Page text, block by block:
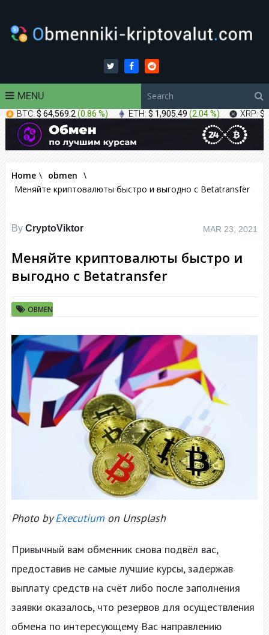
MENU
BTC: $ 64,569.2 (0.86 %) ETH: $ 1,905.49 (2.04 %) XRP: $
Home \ obmen \
Меняйте криптовалюты быстро и выгодно с Betatransfer
By CryptoViktor MAR 23, 2021
Меняйте криптовалюты быстро и
выгодно с Betatransfer
OBMEN
Photo byExecutiumon Unsplash
Привычный вам обменник снова подвёл вас,
предоставив не самые лучшие курсы, задержав
выплату средств на счёт либо после заполнения
заявки оказалось, что резервов для осуществления
обмена по интересующему Вас направлению